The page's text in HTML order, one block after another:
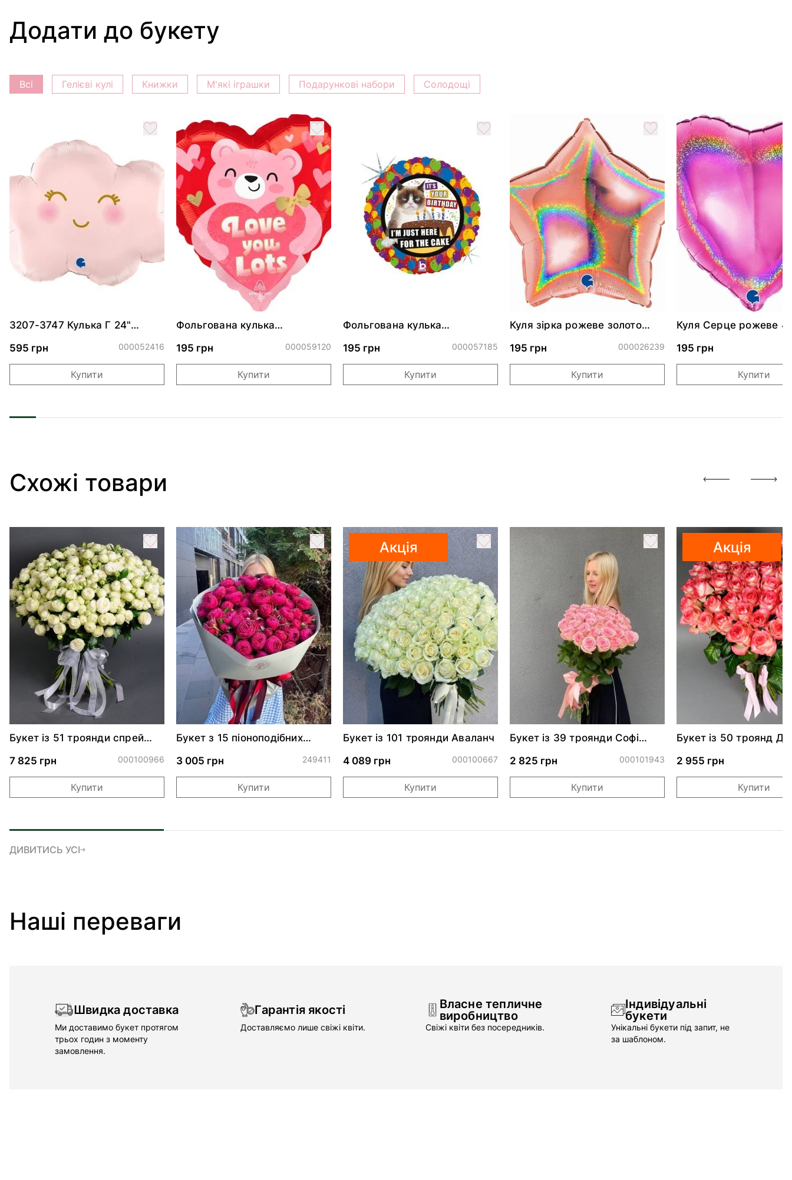
Додати до букету
Всі Гелієві кулі Книжки М'які іграшки Подарункові набори Солодощі
3207-3747 Кулька Г 24"
595 грн
000052416
Купити
Фольгована кулька
обіймами"
195 грн 000059120
Купити
Фольгована кулька
ДР"
195 грн 000057185
Купити
Куля зірка рожеве золото
195 грн
000026239
Купити
Куля Серце рожеве
195 грн
Купити
Схожі товари
Букет із 51 троянди спрей
7 825 грн
000100966
Купити
Букет з 15 піоноподібних
3 005 грн
249411
Купити
Акція
Букет із 101 троянди Аваланч
4 089 грн
000100667
Купити
Букет із 39 троянди Софі
2 825 грн
000101943
Купити
Акція
Букет із 50 троянд
2 955 грн
Купити
ДИВИТИСЬ УСІ
Наші переваги
Швидка доставка
Ми доставимо букет протягом
трьох годин з моменту
замовлення.
Гарантія якості
Доставляємо лише свіжі квіти.
Власне тепличне
виробництво
Свіжі квіти без посередників.
Індивідуальні
букети
Унікальні букети під запит, не
за шаблоном.